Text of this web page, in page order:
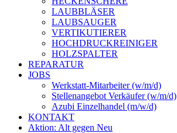
LAUBBLÄSER
LAUBSAUGER
VERTIKUTIERER
HOCHDRUCKREINIGER
HOLZSPALTER
REPARATUR
JOBS
Werkstatt-Mitarbeiter (w/m/d)
Stellenangebot Verkäufer (w/m/d)
Azubi Einzelhandel (m/w/d)
KONTAKT
Aktion: Alt gegen Neu